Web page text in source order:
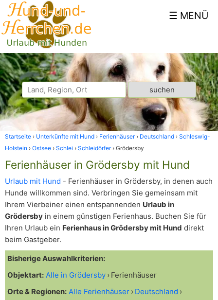
Startseite Unterkünfte mit Hund Ferienhäuser Deutschland
Schleswig-
Holstein
Ostsee Schlei Schleidörfer Grödersby
Ferienhäuser in Grödersby mit Hund
Urlaub mit Hund - Ferienhäuser in Grödersby, in denen auch
Hunde willkommen sind. Verbringen Sie gemeinsam mit
Ihrem Vierbeiner einen entspannenden Urlaub in
Grödersby in einem günstigen Ferienhaus. Buchen Sie für
Ihren Urlaub ein Ferienhaus in Grödersby mit Hund direkt
beim Gastgeber.
Bisherige Auswahlkriterien:
Objektart: Alle in Grödersby
Ferienhäuser
Orte & Regionen: Alle Ferienhäuser
Deutschland